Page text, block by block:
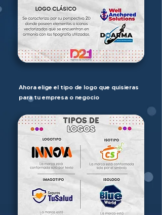
Ahora elige el tipo de logo que quisieras
para tu empresa o negocio